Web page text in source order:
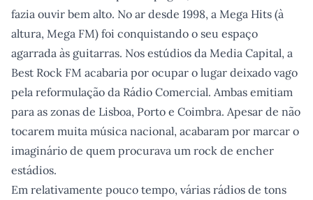
fazia ouvir bem alto. No ar desde 1998, a Mega Hits (à
altura, Mega FM) foi conquistando o seu espaço
agarrada às guitarras. Nos estúdios da Media Capital, a
Best Rock FM acabaria por ocupar o lugar deixado vago
pela reformulação da Rádio Comercial. Ambas emitiam
para as zonas de Lisboa, Porto e Coimbra. Apesar de não
tocarem muita música nacional, acabaram por marcar o
imaginário de quem procurava um rock de encher
estádios.
Em relativamente pouco tempo, várias rádios de tons